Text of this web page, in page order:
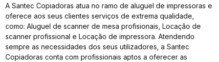
A Santec Copiadoras atua no ramo de aluguel de impressoras e
oferece aos seus clientes serviços de extrema qualidade,
como: Aluguel de scanner de mesa profisionais, Locação de
scanner profissional e Locação de impressora. Atendendo
sempre as necessidades dos seus utilizadores, a Santec
Copiadoras conta com profissionais aptos a oferecer as